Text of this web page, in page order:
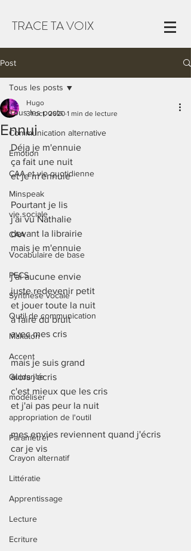
TRACE TA VOIX
Post
Tous les posts
Communication alternative
Emotion
CAA et vie quotidienne
Minspeak
vie sociale
CAA
Vocabulaire de base
PECS
Synthèse vocale
Outil de communication
Makaton
Accent
Guidance
modéliser
appropriation de l'outil
Paramétrer
Crayon alternatif
Littératie
Apprentissage
Lecture
Ecriture
Tous les posts
Ennui
Hugo
31 oct. 2020 1 min de lecture
Déja je m'ennuie
ça fait une nuit
et je m'ennuie
Pourtant je lis
j'ai vu Nathalie
devant la librairie
mais je m'ennuie
j'ai aucune envie
juste redevenir petit
et jouer toute la nuit
à faire du bruit
avec mes cris
mais je suis grand
alors j'écris
c'est mieux que les cris
et j'ai pas peur la nuit
mes envies reviennent quand j'écris
car je vis